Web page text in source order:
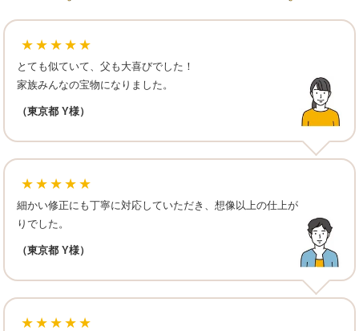
★★★★★
とても似ていて、父も大喜びでした！
家族みんなの宝物になりました。
（東京都 Y様）
★★★★★
細かい修正にも丁寧に対応していただき、想像以上の仕上が
りでした。
（東京都 Y様）
★★★★★